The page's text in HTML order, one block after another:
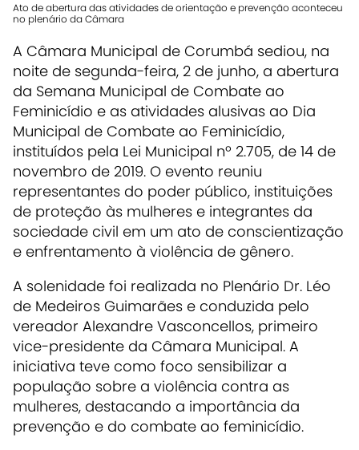
Ato de abertura das atividades de orientação e prevenção aconteceu
no plenário da Câmara
A Câmara Municipal de Corumbá sediou, na
noite de segunda-feira, 2 de junho, a abertura
da Semana Municipal de Combate ao
Feminicídio e as atividades alusivas ao Dia
Municipal de Combate ao Feminicídio,
instituídos pela Lei Municipal nº 2.705, de 14 de
novembro de 2019. O evento reuniu
representantes do poder público, instituições
de proteção às mulheres e integrantes da
sociedade civil em um ato de conscientização
e enfrentamento à violência de gênero.
A solenidade foi realizada no Plenário Dr. Léo
de Medeiros Guimarães e conduzida pelo
vereador Alexandre Vasconcellos, primeiro
vice-presidente da Câmara Municipal. A
iniciativa teve como foco sensibilizar a
população sobre a violência contra as
mulheres, destacando a importância da
prevenção e do combate ao feminicídio.